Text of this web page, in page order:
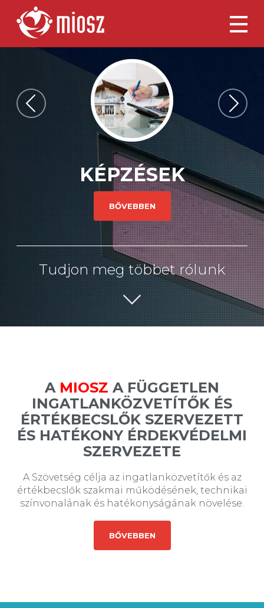
KÉPZÉSEK
BŐVEBBEN
Tudjon meg többet rólunk
A MIOSZ A FÜGGETLEN
INGATLANKÖZVETÍTŐK ÉS
ÉRTÉKBECSLŐK SZERVEZETT
ÉS HATÉKONY ÉRDEKVÉDELMI
SZERVEZETE
A Szövetség célja az ingatlanközvetítők és az
értékbecslők szakmai működésének, technikai
színvonalának és hatékonyságának növelése.
BŐVEBBEN